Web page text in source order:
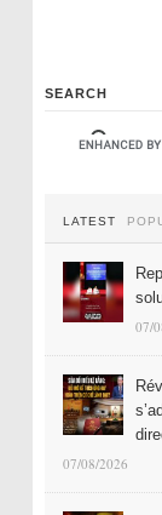
SEARCH
LATEST
07/
07/08/2026